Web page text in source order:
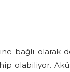
bağlı olarak
olabiliyor.